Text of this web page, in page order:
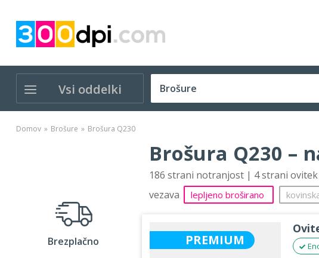
Vsi oddelki
Domov Brošure Brošura Q230
Brezplačno
Brošura Q230 –
186 strani notranjost | 4 strani
vezava
lepljeno broširano
PREMIUM